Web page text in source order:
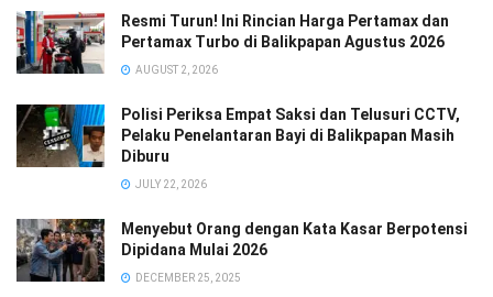
Resmi Turun! Ini Rincian Harga Pertamax dan
Pertamax Turbo di Balikpapan Agustus 2026
AUGUST 2, 2026
Polisi Periksa Empat Saksi dan Telusuri CCTV,
Pelaku Penelantaran Bayi di Balikpapan Masih
Diburu
JULY 22, 2026
Menyebut Orang dengan Kata Kasar Berpotensi
Dipidana Mulai 2026
DECEMBER 25, 2025